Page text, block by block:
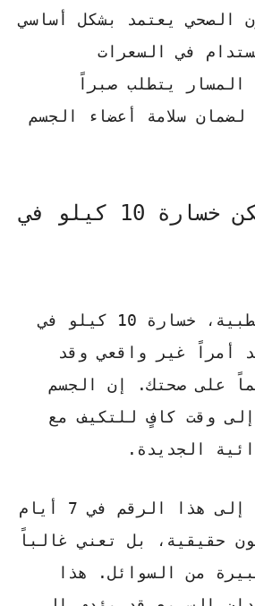
الصحييعتمد بشكل أساسي
في السعرات
المسار يتطلب صبراً
سلامة أعضاء الجسم
هل من الممكن خسارة 10 كيلو في
من الناحية الطبية، خسارة 10 كيلو في
أمراً غير واقعيوقد
على صحتك. إن الجسم
وقت كافٍ للتكيف مع
الجديدة.
محاولة الوصول إلى هذا الرقم في 7 أيام
حقيقية، بل تعني غالباً
من السوائل. هذا